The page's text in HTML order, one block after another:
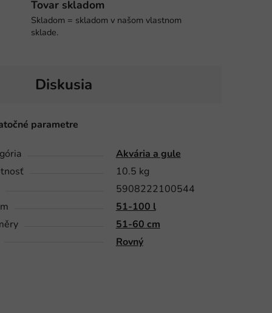
Tovar skladom
Skladom = skladom v našom vlastnom
sklade.
Diskusia
parametre
Akvária a gule
10.5 kg
5908222100544
51-100 l
51-60 cm
Rovný